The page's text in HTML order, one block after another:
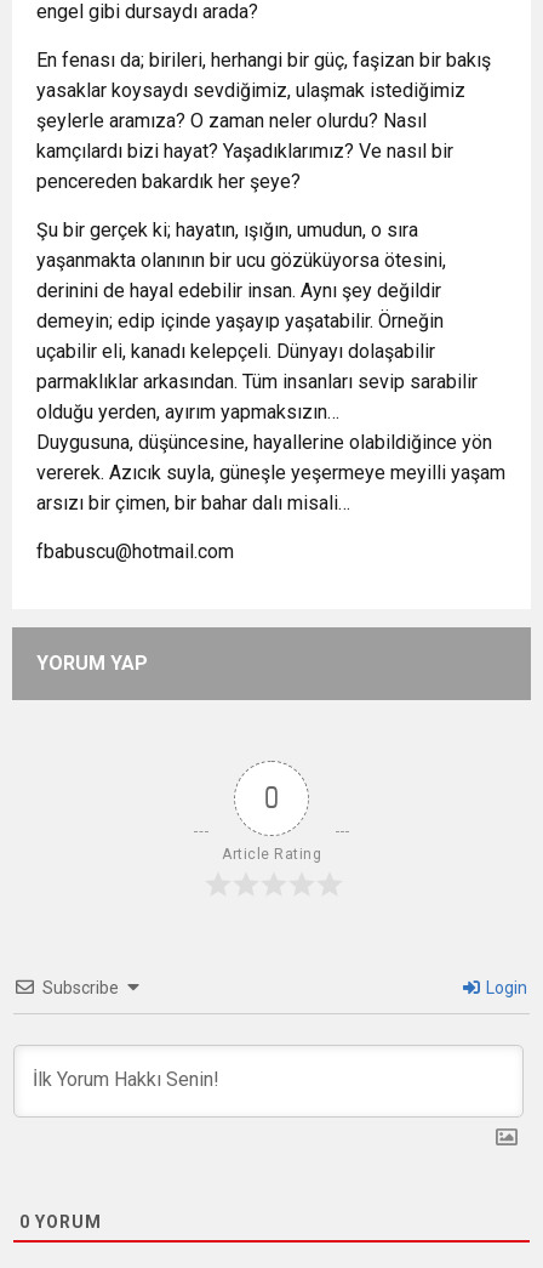
engel gibi dursaydı arada?
En fenası da; birileri, herhangi bir güç, faşizan bir bakış
yasaklar koysaydı sevdiğimiz, ulaşmak istediğimiz
şeylerle aramıza? O zaman neler olurdu? Nasıl
kamçılardı bizi hayat? Yaşadıklarımız? Ve nasıl bir
pencereden bakardık her şeye?
Şu bir gerçek ki; hayatın, ışığın, umudun, o sıra
yaşanmakta olanının bir ucu gözüküyorsa ötesini,
derinini de hayal edebilir insan. Aynı şey değildir
demeyin; edip içinde yaşayıp yaşatabilir. Örneğin
uçabilir eli, kanadı kelepçeli. Dünyayı dolaşabilir
parmaklıklar arkasından. Tüm insanları sevip sarabilir
olduğu yerden, ayırım yapmaksızın…
Duygusuna, düşüncesine, hayallerine olabildiğince yön
vererek. Azıcık suyla, güneşle yeşermeye meyilli yaşam
arsızı bir çimen, bir bahar dalı misali…
fbabuscu@hotmail.com
YORUM YAP
0
Article Rating
Subscribe Login
0 YORUM